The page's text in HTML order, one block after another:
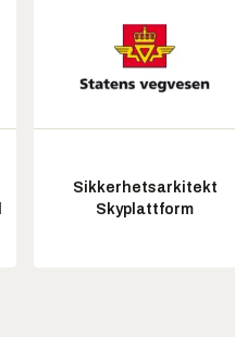
Sikkerhetsarkitekt
Skyplattform